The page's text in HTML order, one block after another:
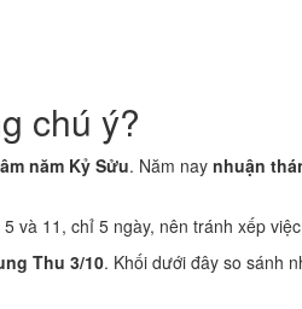
chú ý?
năm Kỷ Sửu. Năm nay nhuận
và 11, chỉ 5 ngày, nên tránh xếp
Thu 3/10. Khối dưới đây so sánh